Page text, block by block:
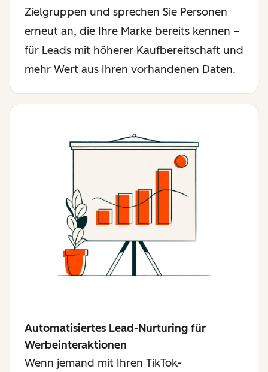
Zielgruppen und sprechen Sie Personen
erneut an, die Ihre Marke bereits kennen –
für Leads mit höherer Kaufbereitschaft und
mehr Wert aus Ihren vorhandenen Daten.
Automatisiertes Lead-Nurturing für
Werbeinteraktionen
Wenn jemand mit Ihren TikTok-